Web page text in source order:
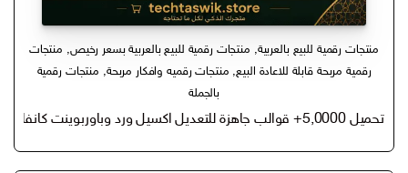
منتجات رقمية للبيع بالعربية, منتجات رقمية للبيع بالعربية بسعر رخيص, منتجات
رقمية مربحة قابلة للاعادة البيع, منتجات رقميه وافكار مربحة, منتجات رقمية
بالجملة
تحميل 5,0000+ قوالب جاهزة للتعديل اكسيل ورد وباوربوينت كانفا (قوالب وملفات Excel، عروض PowerPoint باوربوينت Word)